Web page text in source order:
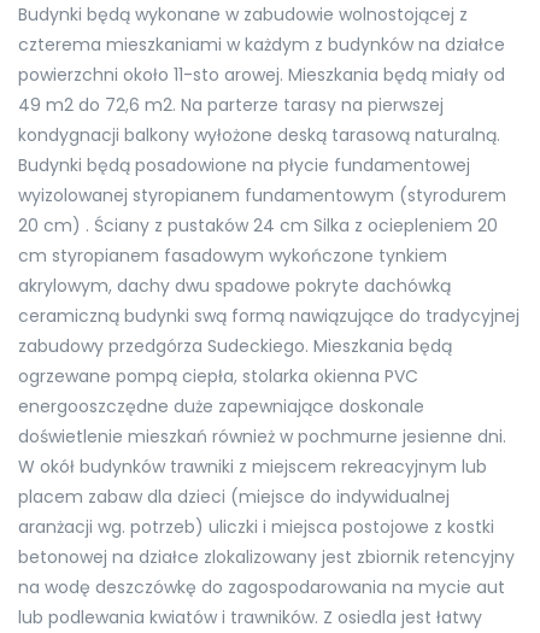
Budynki będą wykonane w zabudowie wolnostojącej z
czterema mieszkaniami w każdym z budynków na działce
powierzchni około 11-sto arowej. Mieszkania będą miały od
49 m2 do 72,6 m2. Na parterze tarasy na pierwszej
kondygnacji balkony wyłożone deską tarasową naturalną.
Budynki będą posadowione na płycie fundamentowej
wyizolowanej styropianem fundamentowym (styrodurem
20 cm) . Ściany z pustaków 24 cm Silka z ociepleniem 20
cm styropianem fasadowym wykończone tynkiem
akrylowym, dachy dwu spadowe pokryte dachówką
ceramiczną budynki swą formą nawiązujące do tradycyjnej
zabudowy przedgórza Sudeckiego. Mieszkania będą
ogrzewane pompą ciepła, stolarka okienna PVC
energooszczędne duże zapewniające doskonale
doświetlenie mieszkań również w pochmurne jesienne dni.
W okół budynków trawniki z miejscem rekreacyjnym lub
placem zabaw dla dzieci (miejsce do indywidualnej
aranżacji wg. potrzeb) uliczki i miejsca postojowe z kostki
betonowej na działce zlokalizowany jest zbiornik retencyjny
na wodę deszczówkę do zagospodarowania na mycie aut
lub podlewania kwiatów i trawników. Z osiedla jest łatwy